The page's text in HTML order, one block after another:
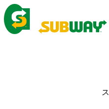
ハニーマスタードソース